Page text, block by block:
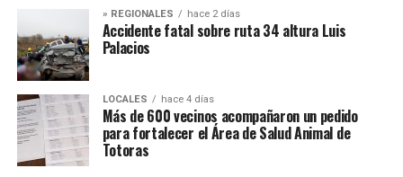
» REGIONALES hace 2 días
Accidente fatal sobre ruta 34 altura Luis
Palacios
LOCALES hace 4 días
Más de 600 vecinos acompañaron un pedido
para fortalecer el Área de Salud Animal de
Totoras